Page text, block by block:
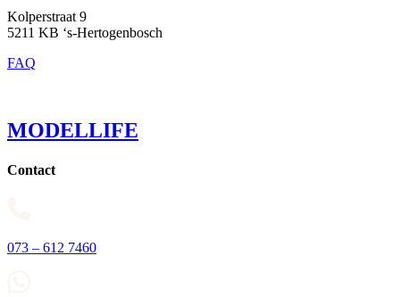
Kolperstraat 9
5211 KB ‘s-Hertogenbosch
FAQ
MODELLIFE
Contact
073 – 612 7460